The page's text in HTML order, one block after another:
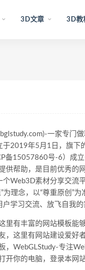
3D文章 3D教
一家专门做
2019年5月1日，旗下
备15057860号-6）成
帮助，是目前优秀的
Web3D素材分享交流
为理念，以“尊重原创”
学习交流、放飞自我的
里有丰富的网站模板能够
，这里有网站建设爱好者
，WebGLStudy-专注
开你的电脑，登录本网